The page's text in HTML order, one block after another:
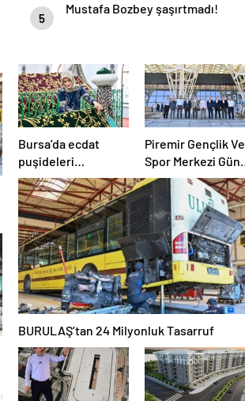
5
Mustafa Bozbey şaşırtmadı!
Bursa’da ecdat
puşideleri
yenileniyor
Piremir Gençlik Ve
Spor Merkezi Gün
Sayıyor
BURULAŞ’tan 24 Milyonluk Tasarruf